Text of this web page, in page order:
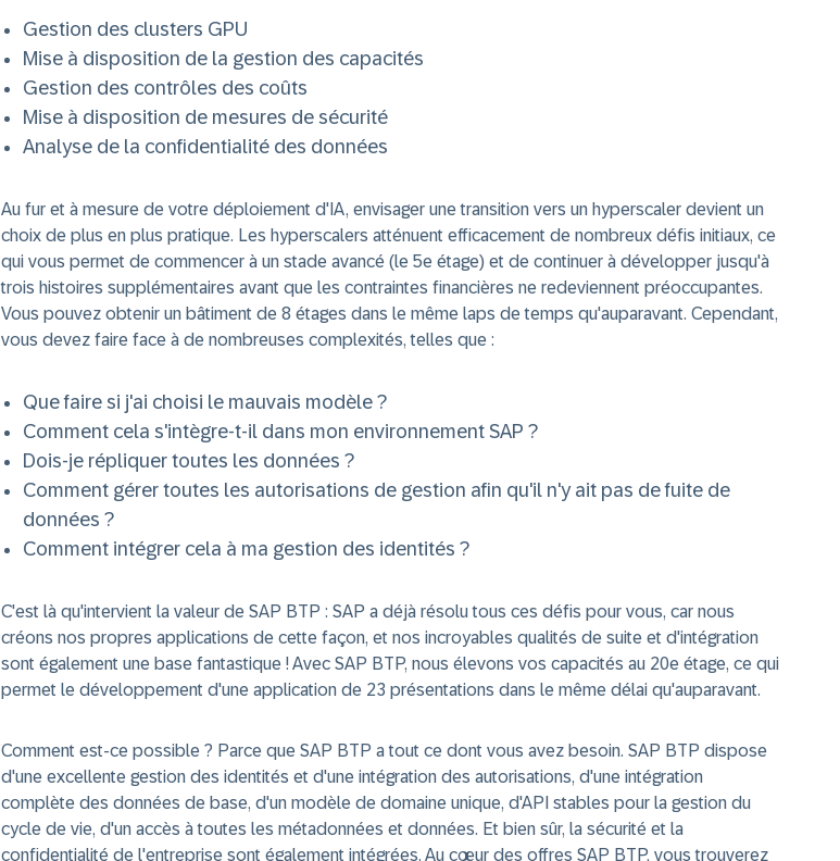
Gestion des clusters GPU
Mise à disposition de la gestion des capacités
Gestion des contrôles des coûts
Mise à disposition de mesures de sécurité
Analyse de la confidentialité des données
Au fur et à mesure de votre déploiement d'IA, envisager une transition vers un hyperscaler devient un
choix de plus en plus pratique. Les hyperscalers atténuent efficacement de nombreux défis initiaux, ce
qui vous permet de commencer à un stade avancé (le 5e étage) et de continuer à développer jusqu'à
trois histoires supplémentaires avant que les contraintes financières ne redeviennent préoccupantes.
Vous pouvez obtenir un bâtiment de 8 étages dans le même laps de temps qu'auparavant. Cependant,
vous devez faire face à de nombreuses complexités, telles que :
Que faire si j'ai choisi le mauvais modèle ?
Comment cela s'intègre-t-il dans mon environnement SAP ?
Dois-je répliquer toutes les données ?
Comment gérer toutes les autorisations de gestion afin qu'il n'y ait pas de fuite de
données ?
Comment intégrer cela à ma gestion des identités ?
C'est là qu'intervient la valeur de SAP BTP : SAP a déjà résolu tous ces défis pour vous, car nous
créons nos propres applications de cette façon, et nos incroyables qualités de suite et d'intégration
sont également une base fantastique ! Avec SAP BTP, nous élevons vos capacités au 20e étage, ce qui
permet le développement d'une application de 23 présentations dans le même délai qu'auparavant.
Comment est-ce possible ? Parce que SAP BTP a tout ce dont vous avez besoin. SAP BTP dispose
d'une excellente gestion des identités et d'une intégration des autorisations, d'une intégration
complète des données de base, d'un modèle de domaine unique, d'API stables pour la gestion du
cycle de vie, d'un accès à toutes les métadonnées et données. Et bien sûr, la sécurité et la
confidentialité de l'entreprise sont également intégrées. Au cœur des offres SAP BTP, vous trouverez